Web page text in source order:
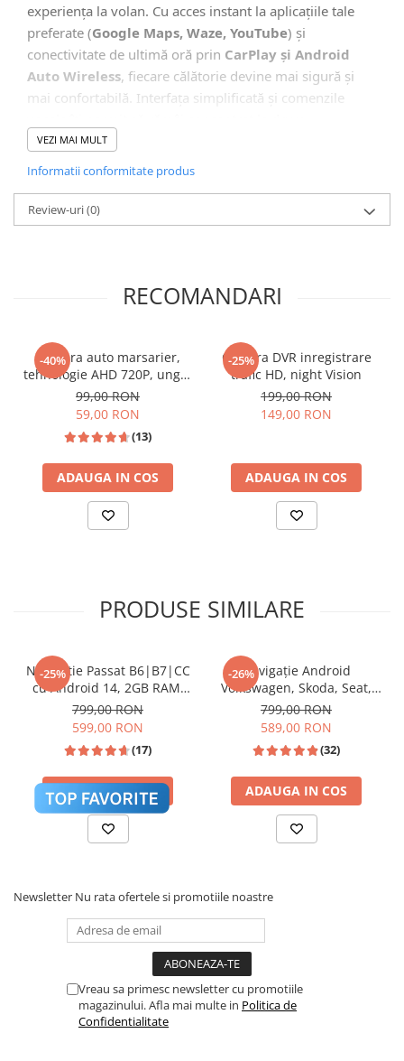
experiența la volan. Cu acces instant la aplicațiile tale
preferate (Google Maps, Waze, YouTube) și
conectivitate de ultimă oră prin CarPlay și Android
Auto Wireless, fiecare călătorie devine mai sigură și
mai confortabilă. Interfața simplificată și comenzile
🖥️ Interfață Intuitivă și Modernă
📱 Meniu Aplicații Structurat
🎵 Egalizator Audio DSP
pentru Bass, Treble și Loudness.
Sistem Activ de Răcire (Cooling
Fan)
VEZI MAI MULT
Informatii conformitate produs
Review-uri(0)
RECOMANDARI
-40%
Camera auto marsarier,
tehnologie AHD 720P, unghi
170 grade, rezistenta la apa
si praf
99,00 RON
59,00 RON
(13)
ADAUGA IN COS
-25%
Camera DVR inregistrare
trafic HD, night Vision
199,00 RON
149,00 RON
ADAUGA IN COS
PRODUSE SIMILARE
-25%
Navigatie Passat B6|B7|CC
cu Android 14, 2GB RAM,
CarPlay si Anroid Auto,
Mirror Link, Wi-fi, Youtube,
Waze, ecran HD 10.1 Inch
799,00 RON
599,00 RON
(17)
ADAUGA IN COS
-26%Navigație Android
Volkswagen, Skoda, Seat,
CarPlay & Android Auto,
ecran 7"|Compatibil Golf 5,
Golf 6, Jetta, Passat
B6/B7/CC, Polo, Tiguan,
Touran
799,00 RON
589,00 RON
(32)
ADAUGA IN COS
Newsletter Nu rata ofertele si promotiile noastre
Vreau sa primesc newsletter cu promotiile
magazinului. Afla mai multe in Politica de
Confidentialitate